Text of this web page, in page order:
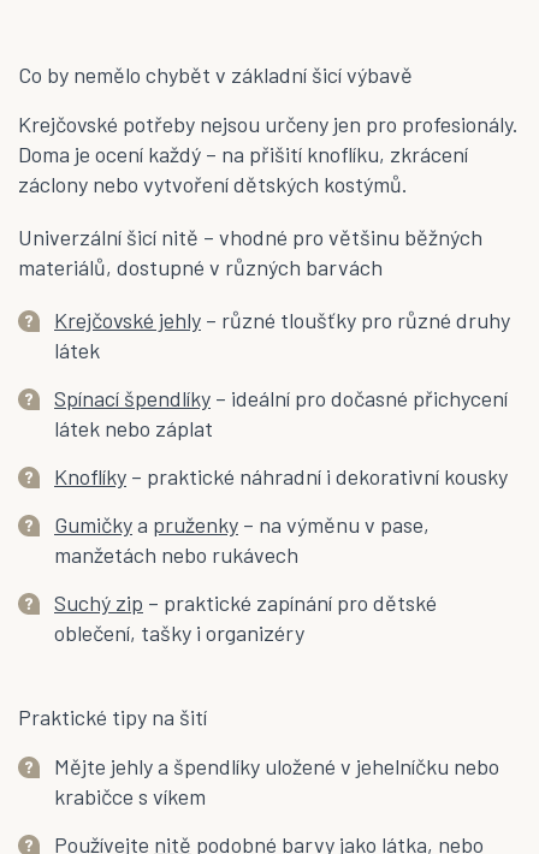
r
v
y
v
ý
s
u
Co by nemělo chybět v základní šicí výbavě
Krejčovské potřeby nejsou určeny jen pro profesionály.
Doma je ocení každý – na přišití knoflíku, zkrácení
záclony nebo vytvoření dětských kostýmů.
Univerzální šicí nitě – vhodné pro většinu běžných
materiálů, dostupné v různých barvách
Krejčovské jehly – různé tloušťky pro různé druhy
látek
Spínací špendlíky – ideální pro dočasné přichycení
látek nebo záplat
Knoflíky – praktické náhradní i dekorativní kousky
Gumičkya pruženky – na výměnu v pase,
manžetách nebo rukávech
Suchý zip – praktické zapínání pro dětské
oblečení, tašky i organizéry
Praktické tipy na šití
Mějte jehly a špendlíky uložené v jehelníčku nebo
krabičce s víkem
Používejte nitě podobné barvy jako látka, nebo